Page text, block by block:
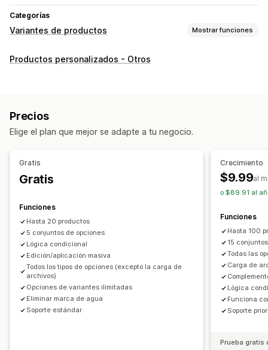
Categorías
Variantes de productos Mostrar funciones
Personalización
Botones de opciones
Envoltura de regalo
CSS personalizado
Precios
Complementos
Costos adicionales de prima
Inventario
Gestión de SKU Actualizaciones automáticas
Productos personalizados - Otros
Precios
Elige el plan que mejor se adapte a tu negocio.
Gratis
Gratis
Funciones
Hasta 20 productos
5 conjuntos de opciones
Lógica condicional
Edición/aplicación masiva
Todos los tipos de opciones (excepto la carga de
archivos)
Opciones de variantes ilimitadas
Eliminar marca de agua
Soporte estándar
Crecimiento
$9.99al
o $89.91 al
Funciones
Hasta 100
15
Todas las
Carga de
Lógica
Funciona
Soporte
Prueba gratis